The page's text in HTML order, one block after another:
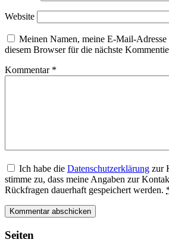
Website
Meinen Namen, meine E-Mail-Adresse
diesem Browser für die nächste
Kommentar *
Ich habe die Datenschutzerklärung zur
stimme zu, dass meine Angaben zur
Rückfragen dauerhaft gespeichert werden.
Seiten